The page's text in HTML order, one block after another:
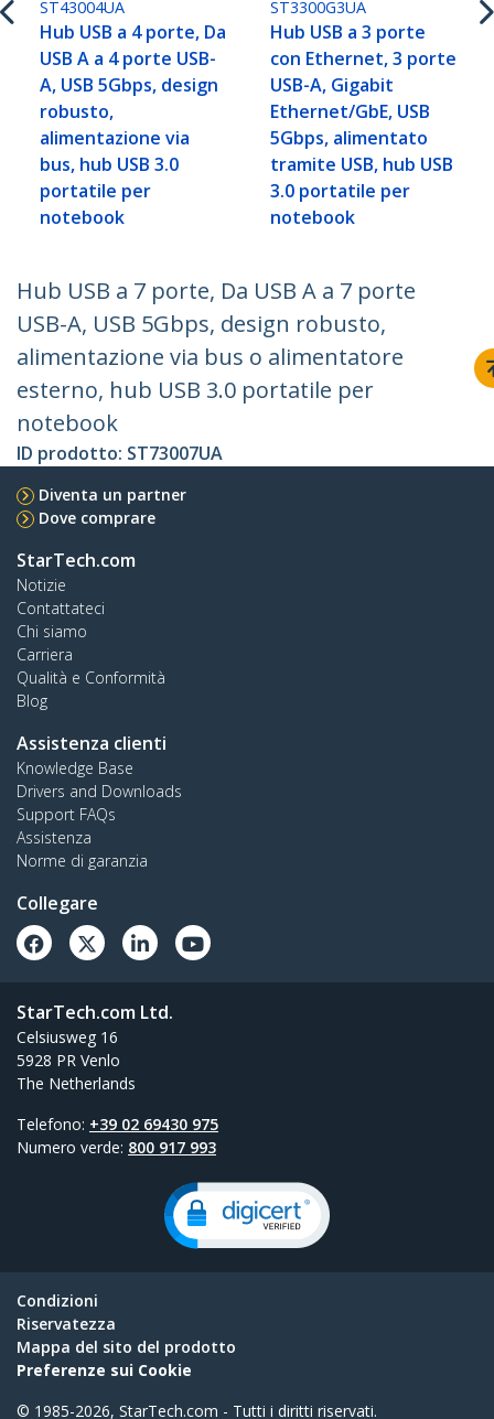
ST43004UA
Hub USB a 4 porte, Da
USB A a 4 porte USB-
A, USB 5Gbps, design
robusto,
alimentazione via
bus, hub USB 3.0
portatile per
notebook
ST3300G3UA
Hub USB a 3 porte
con Ethernet, 3 porte
USB-A, Gigabit
Ethernet/GbE, USB
5Gbps, alimentato
tramite USB, hub USB
3.0 portatile per
notebook
Hub USB a 7 porte, Da USB A a 7 porte
USB-A, USB 5Gbps, design robusto,
alimentazione via bus o alimentatore
esterno, hub USB 3.0 portatile per
notebook
ID prodotto: ST73007UA
Diventa un partner
Dove comprare
StarTech.com
Notizie
Contattateci
Chi siamo
Carriera
Qualità e Conformità
Blog
Assistenza clienti
Knowledge Base
Drivers and Downloads
Support FAQs
Assistenza
Norme di garanzia
Collegare
StarTech.com Ltd.
Celsiusweg 16
5928 PR Venlo
The Netherlands
Telefono: +39 02 69430 975
Numero verde: 800 917 993
Condizioni
Riservatezza
Mappa del sito del prodotto
Preferenze sui Cookie
© 1985-2026, StarTech.com - Tutti i diritti riservati.